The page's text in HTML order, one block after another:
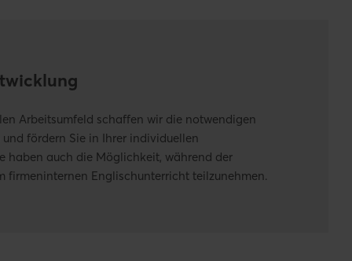
Arbeitsumfeld schaffen wir die notwendigen
fördern Sie in Ihrer individuellen
haben auch die Möglichkeit, während der
firmeninternen Englischunterricht teilzunehmen.